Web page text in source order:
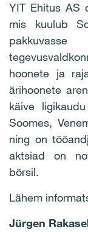
YIT Ehitus AS
mis kuulub
hoonete ja
ärihoonete
käive
Soomes,
ning on
aktsiad on
börsil.
Lähem
Jürgen